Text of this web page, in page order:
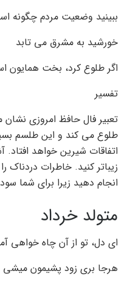
ببینید وضعیت مردم چگونه
خورشید به مشرق می تابد
اگر طلوع کرد، بخت همایون
تفسیر
تعبیر فال حافظ امروزی
طلوع می کند و این طلسم
اتفاقات شیرین خواهد
زیباتر کنید. خاطرات
انجام دهید زیرا برای شما
متولد خرداد
ای دل، تو از آن چاه خواهی
هرجا بری زود پشیمون میشی